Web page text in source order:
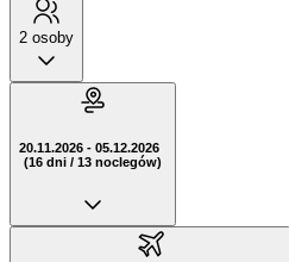
2 osoby
20.11.2026 - 05.12.2026
(16 dni / 13 noclegów)